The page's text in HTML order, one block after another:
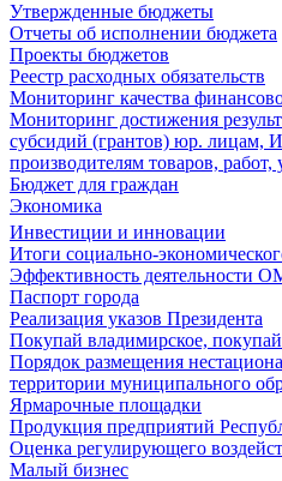
Утвержденные бюджеты
Отчеты об исполнении бюджета
Проекты бюджетов
Реестр расходных обязательств
Мониторинг качества
Мониторинг достижения
субсидий (грантов) юр. лицам,
производителям товаров, работ,
Бюджет для граждан
Экономика
Инвестиции и инновации
Итоги социально-
Эффективность деятельности
Паспорт города
Реализация указов Президента
Покупай владимирское,
Порядок размещения
территории муниципального
Ярмарочные площадки
Продукция предприятий
Оценка регулирующего
Малый бизнес